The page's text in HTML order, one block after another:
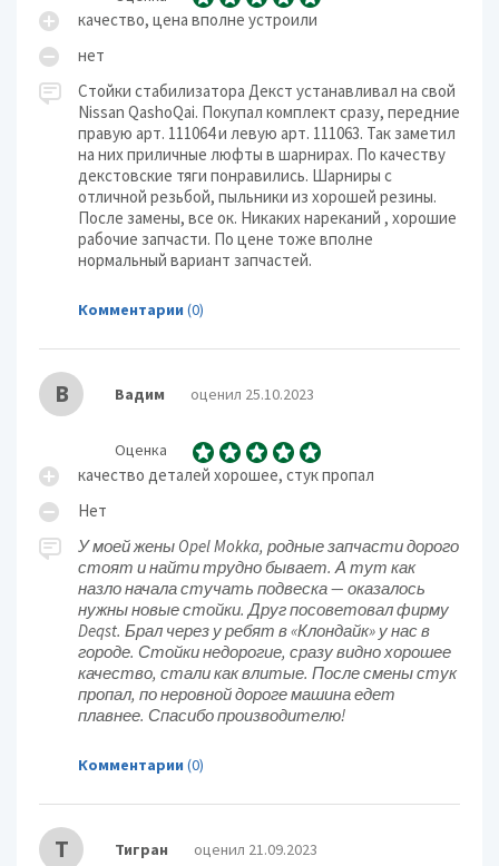
качество, цена вполне устроили
нет
Стойки стабилизатора Декст устанавливал на свой
Nissan QashoQai. Покупал комплект сразу, передние
правую арт. 111064 и левую арт. 111063. Так заметил
на них приличные люфты в шарнирах. По качеству
декстовские тяги понравились. Шарниры с
отличной резьбой, пыльники из хорошей резины.
После замены, все ок. Никаких нареканий , хорошие
рабочие запчасти. По цене тоже вполне
нормальный вариант запчастей.
Комментарии (0)
В Вадим оценил 25.10.2023
Оценка
качество деталей хорошее, стук пропал
Нет
У моей жены Opel Mokka, родные запчасти дорого
стоят и найти трудно бывает. А тут как
назло начала стучать подвеска — оказалось
нужны новые стойки. Друг посоветовал фирму
Deqst. Брал через у ребят в «Клондайк» у нас в
городе. Стойки недорогие, сразу видно хорошее
качество, стали как влитые. После смены стук
пропал, по неровной дороге машина едет
плавнее. Спасибо производителю!
Комментарии (0)
Т Тигран оценил 21.09.2023